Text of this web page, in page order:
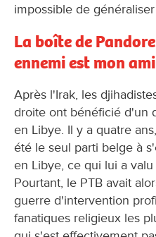
impossible de
La boîte de
ennemi est mon
Après l'Irak, les
droite ont bénéficié d'un
en Libye. Il y a quatre
été le seul parti belge à
en Libye, ce qui lui a
Pourtant, le PTB avait
guerre d'intervention
fanatiques religieux les